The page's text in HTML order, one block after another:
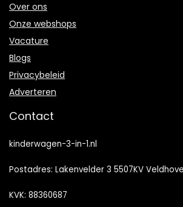
Over ons
Onze webshops
Vacature
Blogs
Privacybeleid
Adverteren
Contact
kinderwagen-3-in-1.nl
Postadres: Lakenvelder 3 5507KV
KVK: 88360687